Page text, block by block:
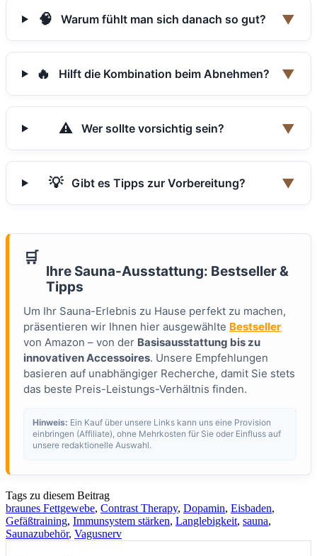
🧠 Warum fühlt man sich danach so gut? ▼
🔥 Hilft die Kombination beim Abnehmen? ▼
⚠️ Wer sollte vorsichtig sein? ▼
💡 Gibt es Tipps zur Vorbereitung? ▼
🛒
Ihre Sauna-Ausstattung: Bestseller &
Tipps
Um Ihr Sauna-Erlebnis zu Hause perfekt zu machen,
präsentieren wir Ihnen hier ausgewählte Bestseller
von Amazon – von der Basisausstattung bis zu
innovativen Accessoires. Unsere Empfehlungen
basieren auf unabhängiger Recherche, damit Sie stets
das beste Preis-Leistungs-Verhältnis finden.
Hinweis: Ein Kauf über unsere Links kann uns eine Provision
einbringen (Affiliate), ohne Mehrkosten für Sie oder Einfluss auf
unsere redaktionelle Auswahl.
Tags zu diesem Beitrag
braunes Fettgewebe, Contrast Therapy, Dopamin, Eisbaden,
Gefäßtraining, Immunsystem stärken, Langlebigkeit, sauna,
Saunazubehör, Vagusnerv